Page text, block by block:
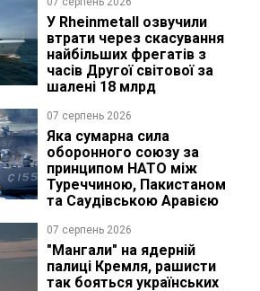
У Rheinmetall озвучили
втрати через скасування
найбільших фрегатів з
часів Другої світової за
шалені 18 млрд
07 серпень 2026
Яка сумарна сила
оборонного союзу за
принципом НАТО між
Туреччиною, Пакистаном
та Саудівською Аравією
07 серпень 2026
"Мангали" на ядерній
палиці Кремля, рашисти
так бояться українських